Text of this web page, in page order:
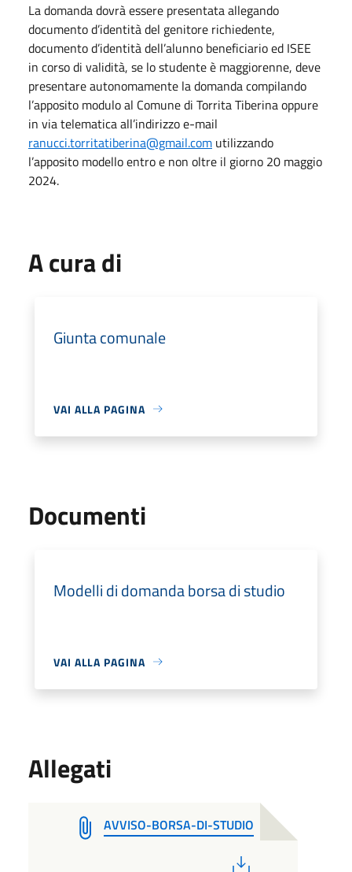
La domanda dovrà essere presentata allegando
documento d’identità del genitore richiedente,
documento d’identità dell’alunno beneficiario ed ISEE
in corso di validità, se lo studente è maggiorenne, deve
presentare autonomamente la domanda compilando
l’apposito modulo al Comune di Torrita Tiberina oppure
in via telematica all’indirizzo e-mail
ranucci.torritatiberina@gmail.com utilizzando
l’apposito modello entro e non oltre il giorno 20 maggio
2024.
A cura di
Giunta comunale
VAI ALLA PAGINA
Documenti
Modelli di domanda borsa di studio
VAI ALLA PAGINA
Allegati
AVVISO-BORSA-DI-STUDIO